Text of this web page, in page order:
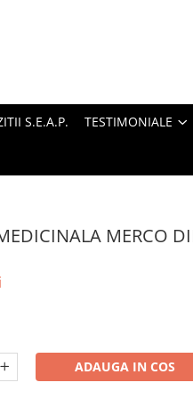
S.E.A.P. TESTIMONIALE
MERCO
ADAUGA IN COS